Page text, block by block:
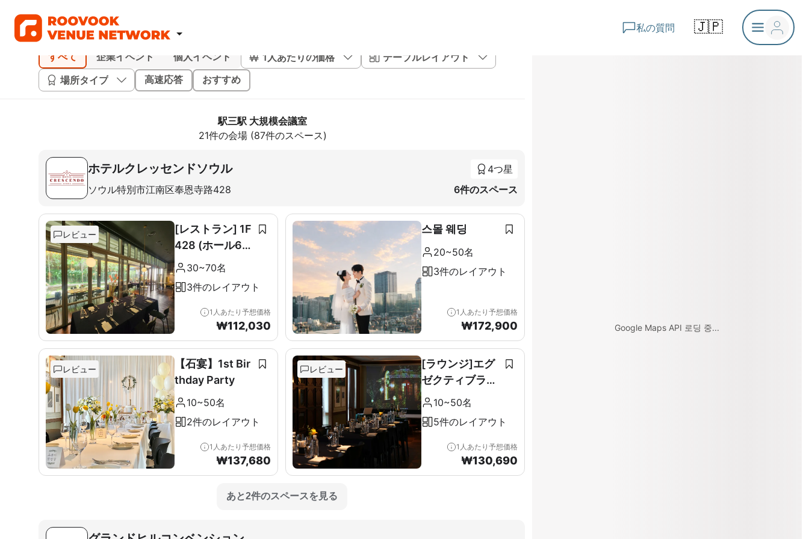
私の質問 🇯🇵
すべて 企業イベント 個人イベント 1人あたりの価格
テーブルレイアウト
場所タイプ
高速応答 おすすめ
駅三駅 大規模会議室
21件の会場 (87件のスペース)
ホテルクレッセンドソウル
ソウル特別市江南区奉恩寺路428
4つ星
6件のスペース
レビュー
[レストラン] 1F
428 (ホール60
席+ルーム10席)
30~70名
3件のレイアウト
1人あたり予想価格
₩112,030
스몰 웨딩
20~50名
3件のレイアウト
1人あたり予想価格
₩172,900
レビュー
【石宴】1st Bir
thday Party
10~50名
2件のレイアウト
1人あたり予想価格
₩137,680
レビュー
[ラウンジ]エグ
ゼクティブラウ
ンジ＆テラス全
10~50名
5件のレイアウト
1人あたり予想価格
₩130,690
あと2件のスペースを見る
Google Maps API 로딩 중...